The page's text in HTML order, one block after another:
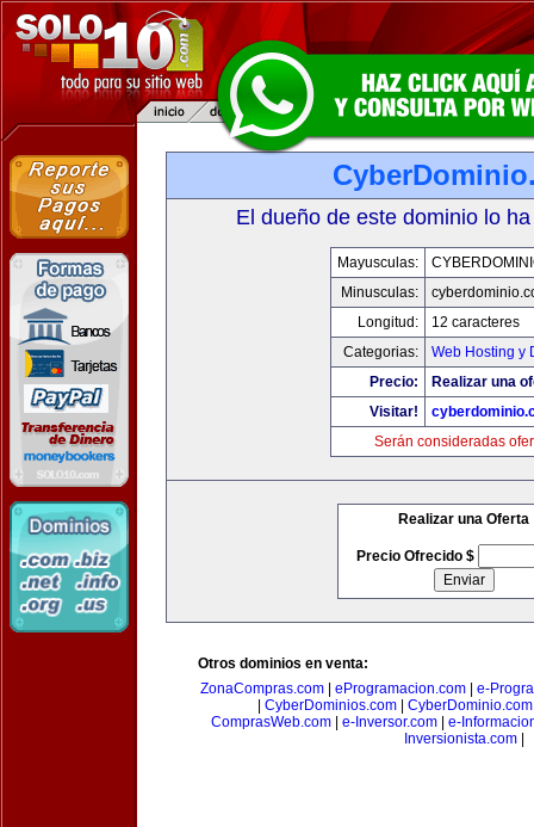
El dueño de este dominio lo
Mayusculas:
Minusculas:
Longitud:
12 caracteres
Categorias:
Web Hosting y
Precio:
Realizar una
Visitar!
Serán consideradas
Realizar una Oferta
Precio Ofrecido $
Otros dominios en venta:
ZonaCompras.com
eProgramacion.com
e-
CyberDominios.com| CyberDominio.com
ComprasWeb.com
e-Inversor.com
e-
Inversionista.com|